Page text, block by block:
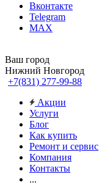
Вконтакте
Telegram
MAX
Ваш город
Нижний Новгород
+7(831) 277-99-88
Акции
Услуги
Блог
Как купить
Ремонт и сервис
Компания
Контакты
...